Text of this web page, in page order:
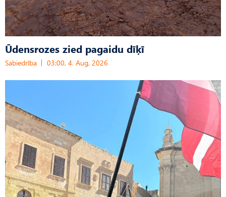
Ūdensrozes zied pagaidu dīķī
Sabiedrība 03:00, 4. Aug, 2026